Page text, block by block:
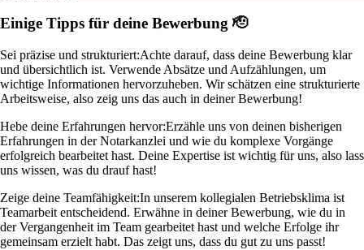
Einige Tipps für deine Bewerbung 🫡
Sei präzise und strukturiert:Achte darauf, dass deine Bewerbung klar
und übersichtlich ist. Verwende Absätze und Aufzählungen, um
wichtige Informationen hervorzuheben. Wir schätzen eine strukturierte
Arbeitsweise, also zeig uns das auch in deiner Bewerbung!
Hebe deine Erfahrungen hervor:Erzähle uns von deinen bisherigen
Erfahrungen in der Notarkanzlei und wie du komplexe Vorgänge
erfolgreich bearbeitet hast. Deine Expertise ist wichtig für uns, also lass
uns wissen, was du drauf hast!
Zeige deine Teamfähigkeit:In unserem kollegialen Betriebsklima ist
Teamarbeit entscheidend. Erwähne in deiner Bewerbung, wie du in
der Vergangenheit im Team gearbeitet hast und welche Erfolge ihr
gemeinsam erzielt habt. Das zeigt uns, dass du gut zu uns passt!